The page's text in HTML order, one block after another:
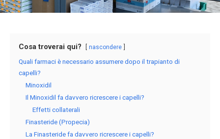
Cosa troverai qui? nascondere
Quali farmaci è necessario assumere dopo il trapianto di
capelli?
Minoxidil
Il Minoxidil fa davvero ricrescere i capelli?
Effetti collaterali
Finasteride (Propecia)
La Finasteride fa davvero ricrescere i capelli?